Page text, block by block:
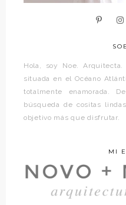
Hola, soy Noe.
situada en el Océano
totalmente enamorada.
búsqueda de cositas
objetivo más que disfrutar.
MI